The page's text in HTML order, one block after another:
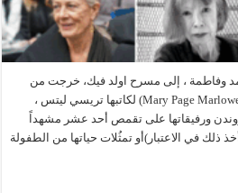
وفاطمة ، إلى مسرح اولد فيك، خرجت من
مشاهدة مسرحية ماري بيج مارلو (Mary Page Marlowe) لكاتبها تريسي ليتس ،
ورفيقاتها على تقمص أحد عشر مشهداً
ذلك في الاعتبار)أو تمثُلات حياتها من الطفولة